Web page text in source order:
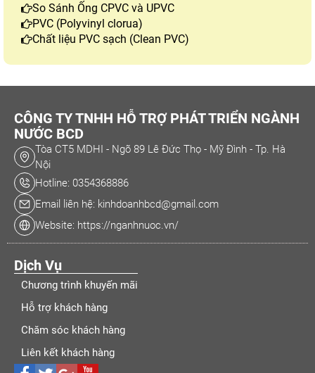
So Sánh Ống CPVC và UPVC
PVC (Polyvinyl clorua)
Chất liệu PVC sạch (Clean PVC)
CÔNG TY TNHH HỖ TRỢ PHÁT TRIỂN NGÀNH
NƯỚC BCD
Tòa CT5 MDHI - Ngõ 89 Lê Đức Thọ - Mỹ Đình - Tp. Hà
Nội
Hotline: 0354368886
Email liên hệ: kinhdoanhbcd@gmail.com
Website: https://nganhnuoc.vn/
Dịch Vụ
Chương trình khuyến mãi
Hỗ trợ khách hàng
Chăm sóc khách hàng
Liên kết khách hàng